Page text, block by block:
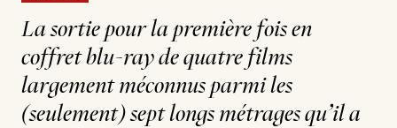
La sortie pour la première fois en
coffret blu-ray de quatre films
largement méconnus parmi les
(seulement) sept longs métrages qu’il a